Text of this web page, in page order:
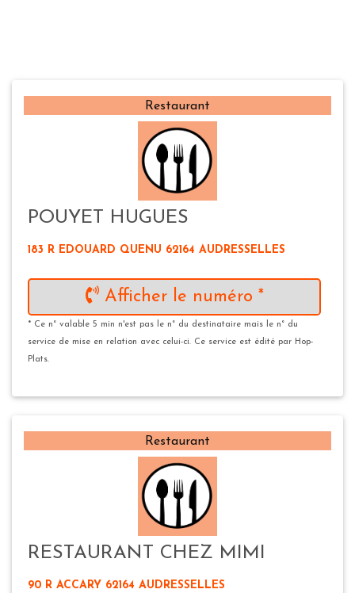
Restaurant
POUYET HUGUES
183 R EDOUARD QUENU 62164 AUDRESSELLES
Afficher le numéro *
* Ce n° valable 5 min n'est pas le n° du destinataire mais le n° du
service de mise en relation avec celui-ci. Ce service est édité par Hop-
Plats.
Restaurant
RESTAURANT CHEZ MIMI
90 R ACCARY 62164 AUDRESSELLES